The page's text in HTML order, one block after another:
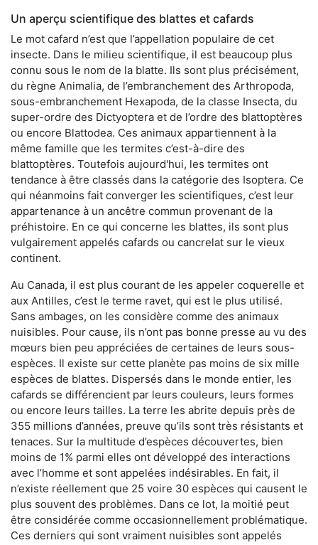
Un aperçu scientifique des blattes et cafards
Le mot cafard n’est que l’appellation populaire de cet
insecte. Dans le milieu scientifique, il est beaucoup plus
connu sous le nom de la blatte. Ils sont plus précisément,
du règne Animalia, de l’embranchement des Arthropoda,
sous-embranchement Hexapoda, de la classe Insecta, du
super-ordre des Dictyoptera et de l’ordre des blattoptères
ou encore Blattodea. Ces animaux appartiennent à la
même famille que les termites c’est-à-dire des
blattoptères. Toutefois aujourd'hui, les termites ont
tendance à être classés dans la catégorie des Isoptera. Ce
qui néanmoins fait converger les scientifiques, c’est leur
appartenance à un ancêtre commun provenant de la
préhistoire. En ce qui concerne les blattes, ils sont plus
vulgairement appelés cafards ou cancrelat sur le vieux
continent.
Au Canada, il est plus courant de les appeler coquerelle et
aux Antilles, c’est le terme ravet, qui est le plus utilisé.
Sans ambages, on les considère comme des animaux
nuisibles. Pour cause, ils n’ont pas bonne presse au vu des
mœurs bien peu appréciées de certaines de leurs sous-
espèces. Il existe sur cette planète pas moins de six mille
espèces de blattes. Dispersés dans le monde entier, les
cafards se différencient par leurs couleurs, leurs formes
ou encore leurs tailles. La terre les abrite depuis près de
355 millions d’années, preuve qu’ils sont très résistants et
tenaces. Sur la multitude d’espèces découvertes, bien
moins de 1% parmi elles ont développé des interactions
avec l’homme et sont appelées indésirables. En fait, il
n’existe réellement que 25 voire 30 espèces qui causent le
plus souvent des problèmes. Dans ce lot, la moitié peut
être considérée comme occasionnellement problématique.
Ces derniers qui sont vraiment nuisibles sont appelés